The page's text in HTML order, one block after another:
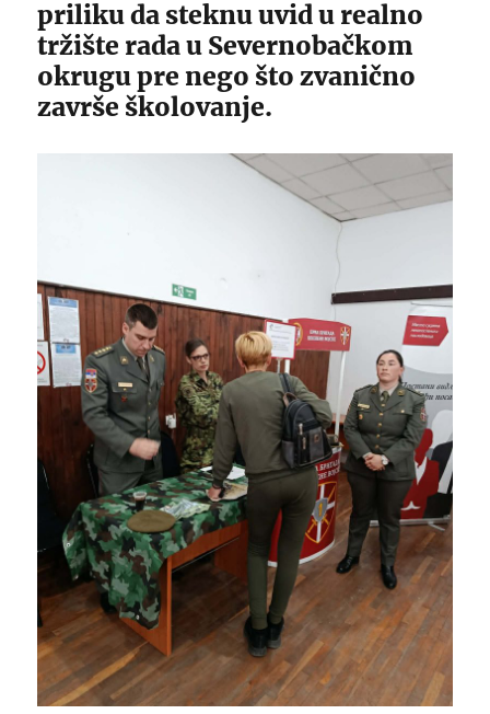
priliku da steknu uvid u realno
tržište rada u Severnobačkom
okrugu pre nego što zvanično
završe školovanje.